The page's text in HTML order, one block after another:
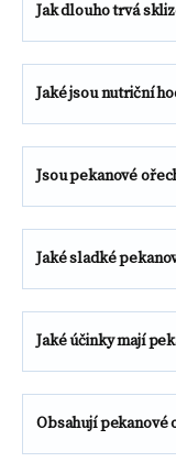
Jak dlouho trvá
Jaké jsou nutriční
Jsou pekanové
Jaké sladké
Jaké účinky mají
Obsahují pekanové